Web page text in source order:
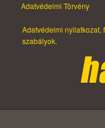
Adatvédelmi Törvény
Adatvédelmi nyilatkozat,
szabályok.